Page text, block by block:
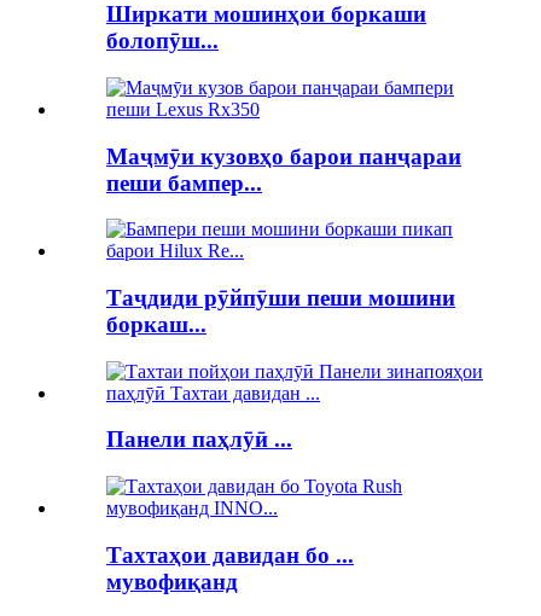
Ширкати мошинҳои боркаши
болопӯш...
Маҷмӯи кузовҳо барои панҷараи
пеши бампер...
Таҷдиди рӯйпӯши пеши мошини
боркаш...
Панели паҳлӯӣ ...
Тахтаҳои давидан бо ...
мувофиқанд